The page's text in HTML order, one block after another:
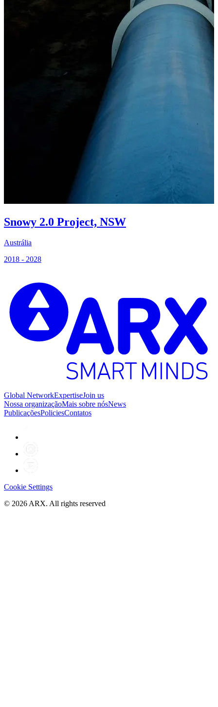
Snowy 2.0 Project, NSW
Austrália
2018 - 2028
Global NetworkExpertiseJoin us
Nossa organizaçãoMais sobre nósNews
PublicaçõesPoliciesContatos
Cookie Settings
© 2026 ARX. All rights reserved